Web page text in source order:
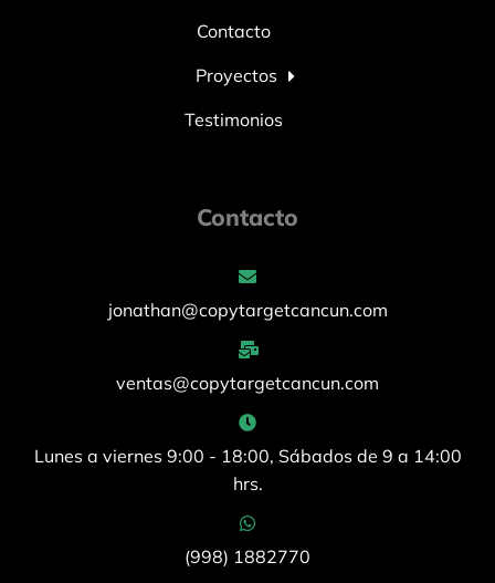
Contacto
Proyectos
Testimonios
Contacto
jonathan@copytargetcancun.com
ventas@copytargetcancun.com
Lunes a viernes 9:00 - 18:00, Sábados de 9 a 14:00
hrs.
(998) 1882770